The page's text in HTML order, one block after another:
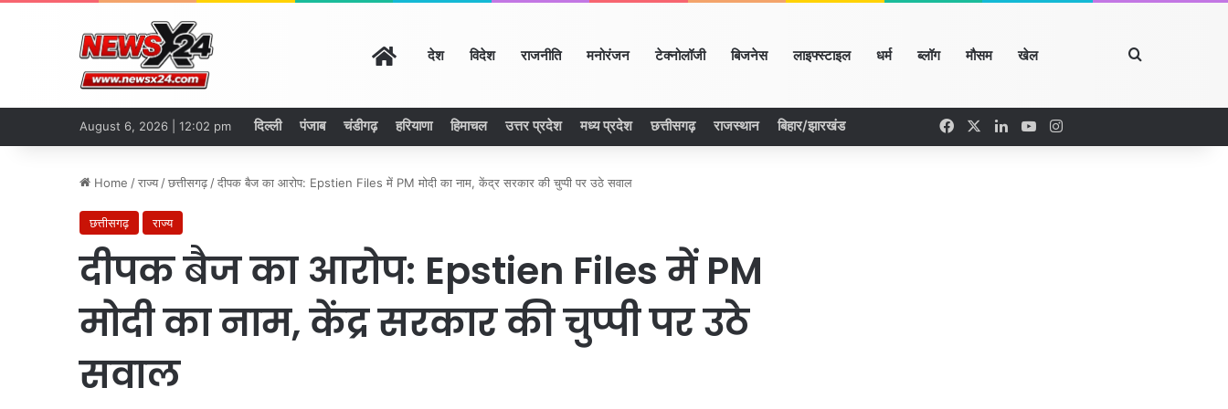
Homeदेश विदेश राजनीति मनोरंजन टेक्नोलॉजी बिजनेस लाइफ्स्टाइल धर्म ब्लॉग मौसम खेल Search for
August 6, 2026 | 12:02 pm दिल्ली पंजाब चंडीगढ़ हरियाणा हिमाचल उत्तर प्रदेश मध्य प्रदेश छत्तीसगढ़ राजस्थान बिहार/झारखंड FacebookLinkedIn
YouTubeInstagram
Home /राज्य /छत्तीसगढ़ /दीपक बैज का आरोप: Epstien Files में PM मोदी का नाम, केंद्र सरकार की चुप्पी पर उठे सवाल
छत्तीसगढ़ राज्य
दीपक बैज का आरोप: Epstien Files में PM
मोदी का नाम, केंद्र सरकार की चुप्पी पर उठे
सवाल